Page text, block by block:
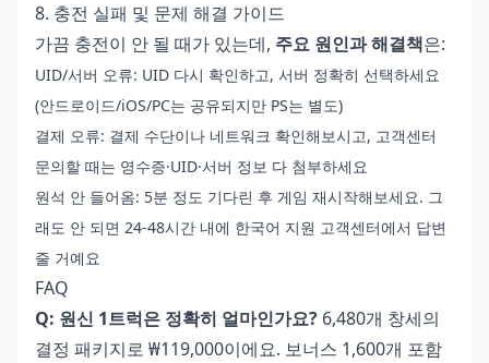
8. 충전 실패 및 문제 해결 가이드
가끔 충전이 안 될 때가 있는데, 주요 원인과 해결책은:
UID/서버 오류: UID 다시 확인하고, 서버 정확히 선택하세요
(안드로이드/iOS/PC는 공유되지만 PS는 별도)
결제 오류: 결제 수단이나 네트워크 확인해보시고, 고객센터
문의할 때는 영수증·UID·서버 정보 다 첨부하세요
원석 안 들어옴: 5분 정도 기다린 후 게임 재시작해보세요. 그
래도 안 되면 24-48시간 내에 한국어 지원 고객센터에서 답변
줄 거예요
FAQ
Q: 원신 1트럭은 정확히 얼마인가요? 6,480개 창세의
결정 패키지로 ₩119,000이에요. 보너스 1,600개 포함